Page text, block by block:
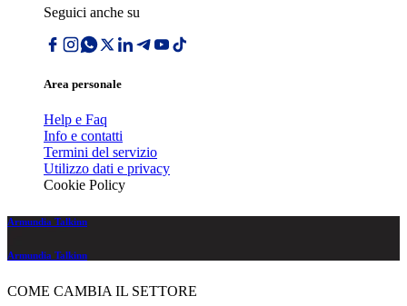
Seguici anche su
Area personale
Help e Faq
Info e contatti
Termini del servizio
Utilizzo dati e privacy
Cookie Policy
Armundia Talkinn
Armundia Talkinn
COME CAMBIA IL SETTORE